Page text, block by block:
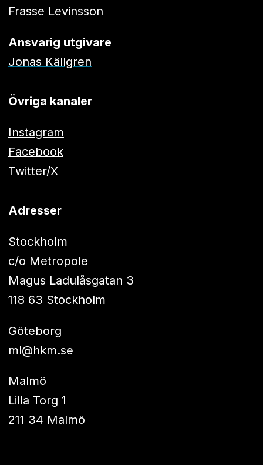
Frasse Levinsson
Ansvarig utgivare
Jonas Källgren
Övriga kanaler
Instagram
Facebook
Twitter/X
Adresser
Stockholm
c/o Metropole
Magus Ladulåsgatan 3
118 63 Stockholm
Göteborg
ml@hkm.se
Malmö
Lilla Torg 1
211 34 Malmö